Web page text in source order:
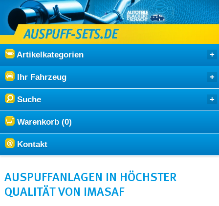
Artikelkategorien
Ihr Fahrzeug
Suche
Warenkorb (0)
Kontakt
AUSPUFFANLAGEN IN HÖCHSTER
QUALITÄT VON IMASAF